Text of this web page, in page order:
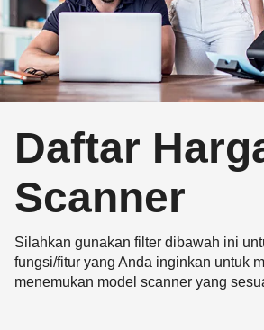
Daftar
Scanner
Silahkan gunakan filter dibawah ini
fungsi/fitur yang Anda inginkan untuk
menemukan model scanner yang